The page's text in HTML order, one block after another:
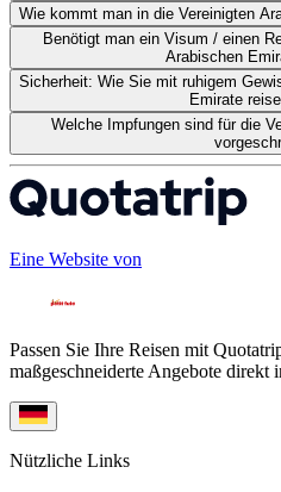
Wie kommt man in die Vereinigten
Benötigt man ein Visum / einen
Arabischen
Sicherheit: Wie Sie mit ruhigem
Emirate
Welche Impfungen sind für die
Eine Website von
Passen Sie Ihre Reisen mit
maßgeschneiderte Angebote direkt
Nützliche Links